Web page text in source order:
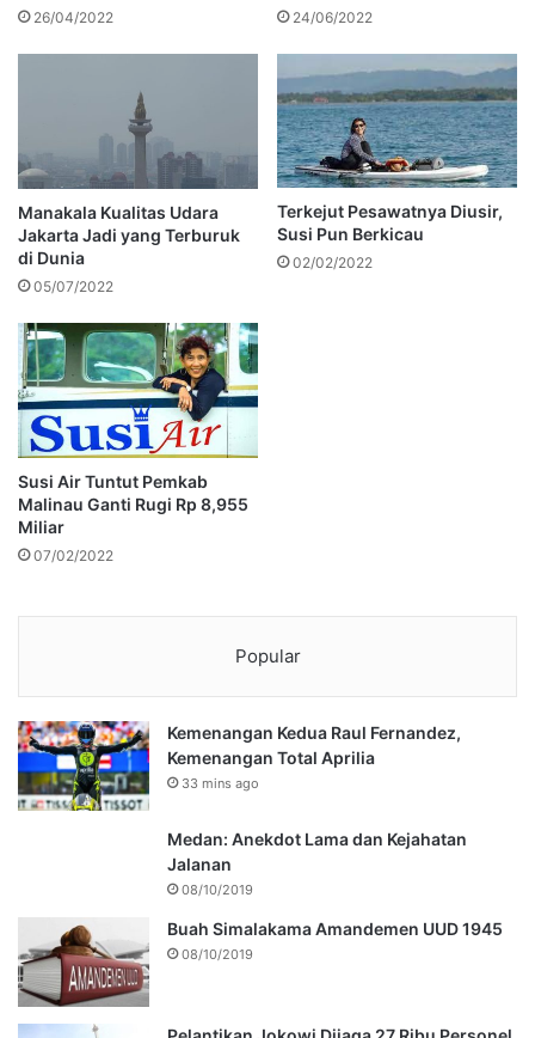
26/04/2022 24/06/2022
Manakala Kualitas Udara
Jakarta Jadi yang Terburuk
di Dunia
05/07/2022
Terkejut Pesawatnya Diusir,
Susi Pun Berkicau
02/02/2022
Susi Air Tuntut Pemkab
Malinau Ganti Rugi Rp 8,955
Miliar
07/02/2022
Popular
Kemenangan Kedua Raul Fernandez,
Kemenangan Total Aprilia
33 mins ago
Medan: Anekdot Lama dan Kejahatan
Jalanan
08/10/2019
Buah Simalakama Amandemen UUD 1945
08/10/2019